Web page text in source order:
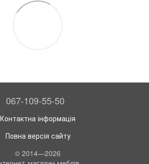
067-109-55-50
Контактна інформація
Повна версія сайту
© 2014—2026